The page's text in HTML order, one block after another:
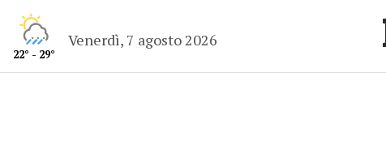
22° - 29°
Venerdì, 7 agosto 2026